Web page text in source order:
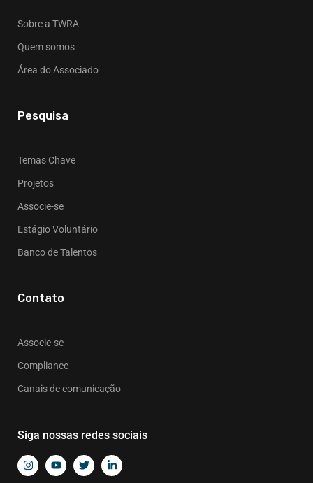
Sobre a TWRA
Quem somos
Área do Associado
Pesquisa
Temas Chave
Projetos
Associe-se
Estágio Voluntário
Banco de Talentos
Contato
Associe-se
Compliance
Canais de comunicação
Siga nossas redes sociais